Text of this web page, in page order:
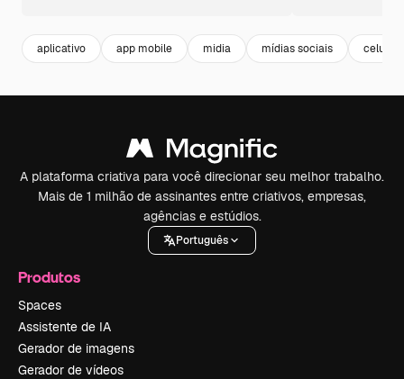
aplicativo app mobile midia mídias sociais celular
A plataforma criativa para você direcionar seu melhor trabalho.
Mais de 1 milhão de assinantes entre criativos, empresas,
agências e estúdios.
Português
Produtos
Spaces
Assistente de IA
Gerador de imagens
Gerador de vídeos